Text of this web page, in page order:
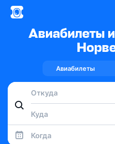
Авиабилеты
Авиабилеты
Когда